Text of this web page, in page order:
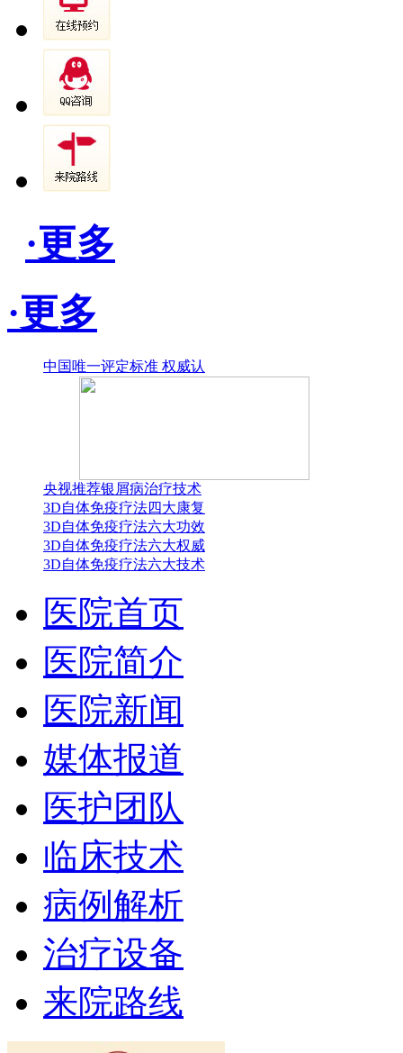
·更多
·更多
中国唯一评定标准 权威认
央视推荐银屑病治疗技术
3D自体免疫疗法四大康复
3D自体免疫疗法六大功效
3D自体免疫疗法六大权威
3D自体免疫疗法六大技术
医院首页
医院简介
医院新闻
媒体报道
医护团队
临床技术
病例解析
治疗设备
来院路线